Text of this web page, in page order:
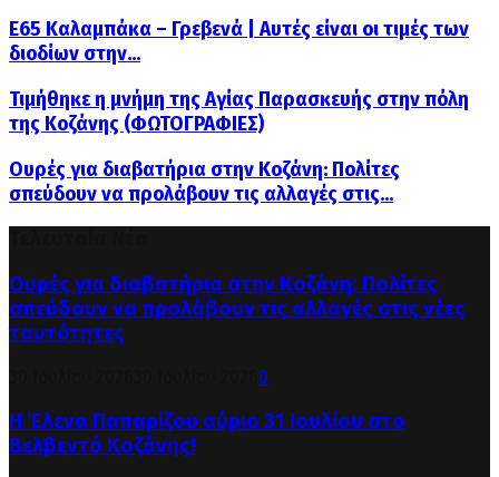
Ε65 Καλαμπάκα – Γρεβενά | Αυτές είναι οι τιμές των
διοδίων στην...
Τιμήθηκε η μνήμη της Αγίας Παρασκευής στην πόλη
της Κοζάνης (ΦΩΤΟΓΡΑΦΙΕΣ)
Ουρές για διαβατήρια στην Κοζάνη: Πολίτες
σπεύδουν να προλάβουν τις αλλαγές στις...
Ουρές για διαβατήρια στην Κοζάνη: Πολίτες
σπεύδουν να προλάβουν τις αλλαγές στις νέες
ταυτότητες
0
Η Έλενα Παπαρίζου αύριο 31 Ιουλίου στο
Βελβεντό Κοζάνης!